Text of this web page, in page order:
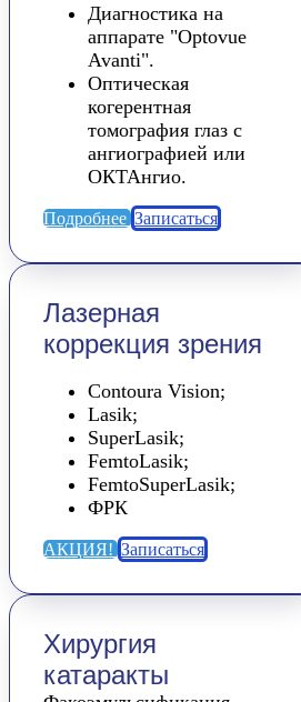
Диагностика на
аппарате "Optovue
Avanti".
Оптическая
когерентная
томография глаз с
ангиографией или
ОКТАнгио.
Подробнее Записаться
Лазерная
коррекция зрения
Contoura Vision;
Lasik;
SuperLasik;
FemtoLasik;
FemtoSuperLasik;
ФРК
АКЦИЯ! Записаться
Хирургия
катаракты